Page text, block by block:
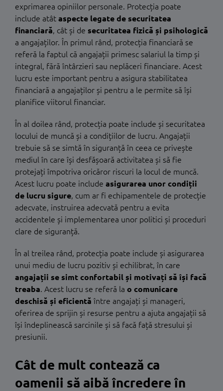
exprimarea opiniilor personale. Protecția poate
include atât aspecte legate de securitatea
financiară, cât și de securitatea fizică și psihologică
a angajaților. În primul rând, protecția financiară se
referă la faptul că angajații primesc salariul la timp și
integral, fără întârzieri sau neplăceri financiare. Acest
lucru este important pentru a asigura stabilitatea
financiară a angajaților și pentru a le permite să își
planifice viitorul financiar.
În al doilea rând, protecția poate include și securitatea
locului de muncă și a condițiilor de lucru. Angajații
trebuie să se simtă în siguranță în ceea ce privește
mediul în care își desfășoară activitatea și să fie
protejați împotriva oricăror riscuri la locul de muncă.
Acest lucru poate include asigurarea unor condiții
de lucru sigure, cum ar fi echipamentele de protecție
adecvate, instruirea adecvată pentru a evita
accidentele și implementarea unor politici și proceduri
clare de siguranță.
În al treilea rând, protecția poate include și asigurarea
unui mediu de lucru pozitiv și echilibrat, în care
angajații se simt confortabil și motivați să își facă
treaba. Acest lucru se referă la o comunicare
deschisă și eficientă între angajați și manageri,
oferirea de sprijin și resurse pentru a ajuta angajații să
își îndeplinească sarcinile și să facă față stresului și
presiunii.
Cât de mult contează ca
oamenii să aibă încredere în